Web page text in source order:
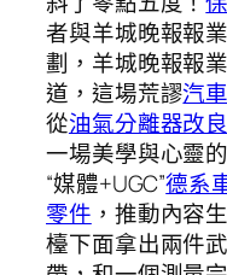
者與羊城晚報報
劃，羊城晚報報
道，這場荒謬汽
從油氣分離器改
一場美學與心靈
“媒體+UGC”德系
零件 ，推動內容
檯下面拿出兩件